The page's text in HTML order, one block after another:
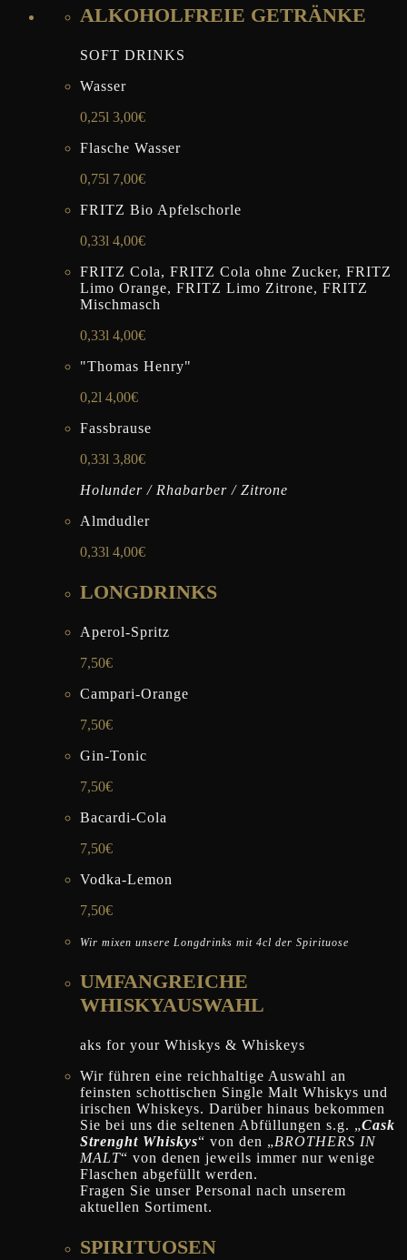
ALKOHOLFREIE GETRÄNKE
SOFT DRINKS
Wasser
0,25l 3,00€
Flasche Wasser
0,75l 7,00€
FRITZ Bio Apfelschorle
0,33l 4,00€
FRITZ Cola, FRITZ Cola ohne Zucker, FRITZ
Limo Orange, FRITZ Limo Zitrone, FRITZ
Mischmasch
0,33l 4,00€
"Thomas Henry"
0,2l 4,00€
Fassbrause
0,33l 3,80€
Holunder / Rhabarber / Zitrone
Almdudler
0,33l 4,00€
LONGDRINKS
Aperol-Spritz
7,50€
Campari-Orange
7,50€
Gin-Tonic
7,50€
Bacardi-Cola
7,50€
Vodka-Lemon
7,50€
Wir mixen unsere Longdrinks mit 4cl der Spirituose
UMFANGREICHE
WHISKYAUSWAHL
aks for your Whiskys & Whiskeys
Wir führen eine reichhaltige Auswahl an
feinsten schottischen Single Malt Whiskys und
irischen Whiskeys. Darüber hinaus bekommen
Sie bei uns die seltenen Abfüllungen s.g. „Cask
Strenght Whiskys“ von den „BROTHERS IN
MALT“ von denen jeweils immer nur wenige
Flaschen abgefüllt werden.
Fragen Sie unser Personal nach unserem
aktuellen Sortiment.
SPIRITUOSEN